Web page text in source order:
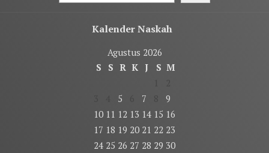
Kalender Naskah
Agustus 2026
S
S R K J S M
5 7
9
10 11 12 13 14 15 16
17 18 19 20 21 22 23
24 25 26 27 28 29 30